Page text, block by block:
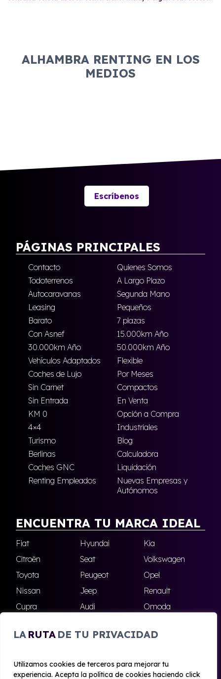
LA RUTA DE TU PRIVACIDAD
Utilizamos cookies de terceros para mejorar tu
experiencia. Acepta la política de cookies haciendo click
ALHAMBRA RENTING EN LOS
MEDIOS
Escríbenos
PÁGINAS PRINCIPALES
Contacto
Quienes Somos
Todoterrenos
A Largo Plazo
Autocaravanas
Segunda Mano
Leasing
Pequeños
Barato
7 plazas
Con Asnef
15.000km Año
30.000km Año
50.000km Año
Vehículos Adaptados
Flexible
Coches de Lujo
Por Meses
Sin Carnet
Compactos
Sin Entrada
En Venta
KM 0
Opción a Compra
4×4
Industriales
Turismo
Blog
Berlinas
Calculadora
Coches GNC
Liquidación
Renting Empleados
Nuevas Empresas y
Autónomos
ENCUENTRA TU MARCA IDEAL
Fiat Hyundai
Kia
Citroën
Seat
Volkswagen
Toyota
Peugeot
Opel
Nissan
Jeep
Renault
Cupra
Audi
Omoda
Skoda
Ford Todas las marcas